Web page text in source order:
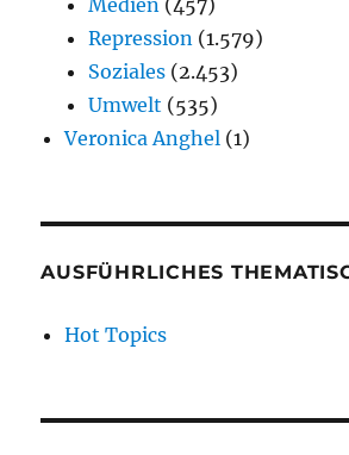
Repression (1.579)
Soziales (2.453)
Umwelt (535)
Veronica Anghel (1)
AUSFÜHRLICHES
Hot Topics